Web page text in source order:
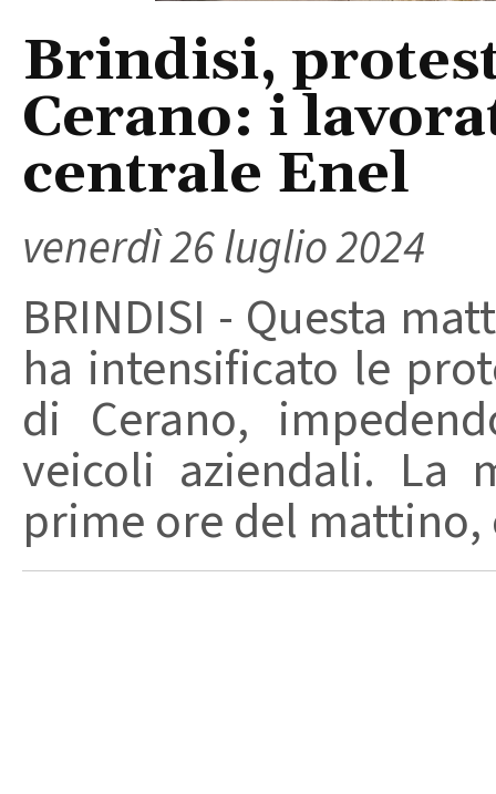
Brindisi,
Cerano: i
centrale Enel
venerdì 26 luglio 2024
BRINDISI - Questa
ha intensificato le
di Cerano,
veicoli aziendali. La
prime ore del mattino,